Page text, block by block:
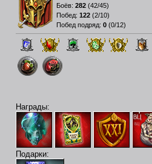
Боёв: 282 (42/45)
Побед: 122 (2/10)
Побед подряд: 0 (0/12)
Награды:
Подарки: